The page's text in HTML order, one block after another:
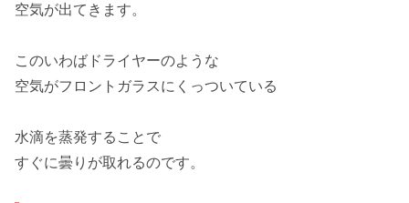
空気が出てきます。
このいわばドライヤーのような
空気がフロントガラスにくっついている
水滴を蒸発することで
すぐに曇りが取れるのです。